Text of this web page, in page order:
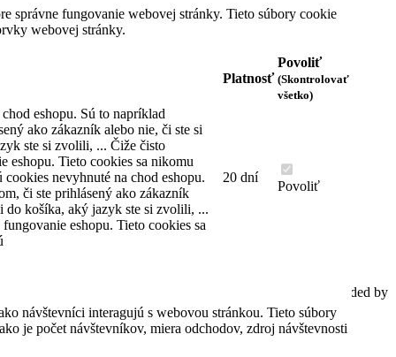
Dom hodín MAX
Karadžičova 10
(stará adresa Vajnorská 47)
Telefón: +421 2 4445 2222
Email: predajna@domhodinmax.sk
Nájdete nás na
Facebook
Youtube
Instagram
© 2020 AutoTel Bratislava spol. s r.o., All rights reserved, Coded by
Cero Design
správne fungovanie webovej stránky. Tieto súbory cookie
webovej stránky.
Platnosť
Povoliť
(Skontrolovať
všetko)
eshopu. Sú to napríklad
ako zákazník alebo nie, či ste si
ste si zvolili, ... Čiže čisto
eshopu. Tieto cookies sa nikomu
cookies nevyhnuté na chod eshopu.
či ste prihlásený ako zákazník
do košíka, aký jazyk ste si zvolili, ...
eshopu. Tieto cookies sa
20 dní
Povoliť
návštevníci interagujú s webovou stránkou. Tieto súbory
je počet návštevníkov, miera odchodov, zdroj návštevnosti